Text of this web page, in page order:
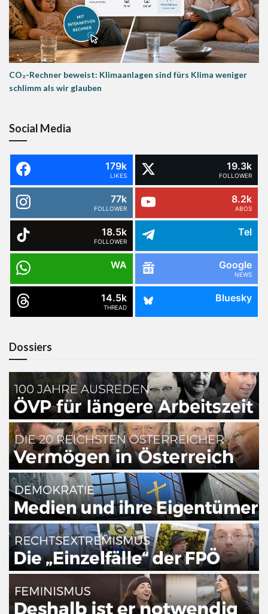
CO₂-Rechner beweist: Klimaanlagen sind fürs Klima weniger
schlimm als wir glauben
Social Media
179k
LIKES
19.3k
FOLLOWER
77k
FOLLOWER
8.2k
ABOS
18.5k
FOLLOWER
Tel
WA Google
NEWS
14.5k
THREAD
Bluesky
Dossiers